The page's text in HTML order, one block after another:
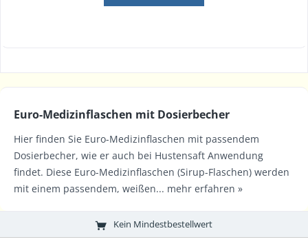
Euro-Medizinflaschen mit Dosierbecher
Hier finden Sie Euro-Medizinflaschen mit passendem
Dosierbecher, wie er auch bei Hustensaft Anwendung
findet. Diese Euro-Medizinflaschen (Sirup-Flaschen) werden
mit einem passendem, weißen... mehr erfahren »
Kein Mindestbestellwert